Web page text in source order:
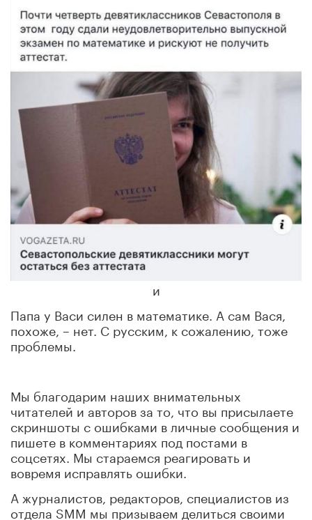
и
Папа у Васи силен в математике. А сам Вася,
похоже, – нет. С русским, к сожалению, тоже
проблемы.
Мы благодарим наших внимательных
читателей и авторов за то, что вы присылаете
скриншоты с ошибками в личные сообщения и
пишете в комментариях под постами в
соцсетях. Мы стараемся реагировать и
вовремя исправлять ошибки.
А журналистов, редакторов, специалистов из
отдела SMM мы призываем делиться своими